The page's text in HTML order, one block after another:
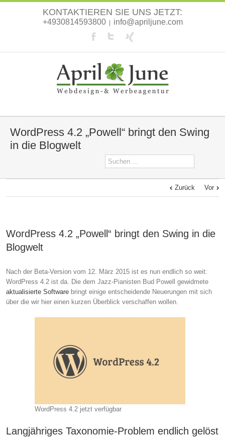
KONTAKTIEREN SIE UNS JETZT:
+4930814593800 info@apriljune.com
WordPress 4.2 „Powell“ bringt den Swing
in die Blogwelt
Zurück Vor
WordPress 4.2 „Powell“ bringt den Swing in die
Blogwelt
Nach der Beta-Version vom 12. März 2015 ist es nun endlich so weit:
WordPress 4.2 ist da. Die dem Jazz-Pianisten Bud Powell gewidmete
aktualisierte Software bringt einige entscheidende Neuerungen mit sich
über die wir hier einen kurzen Überblick verschaffen wollen.
WordPress 4.2 jetzt verfügbar
Langjähriges Taxonomie-Problem endlich gelöst